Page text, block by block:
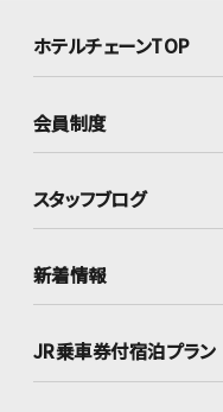
ホテルチェーンTOP
会員制度
スタッフブログ
新着情報
JR乗車券付宿泊プラン